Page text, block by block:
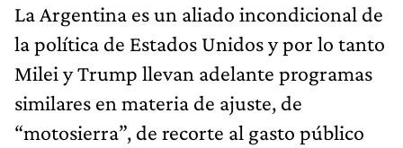
La Argentina es un aliado incondicional de
la política de Estados Unidos y por lo tanto
Milei y Trump llevan adelante programas
similares en materia de ajuste, de
“motosierra”, de recorte al gasto público